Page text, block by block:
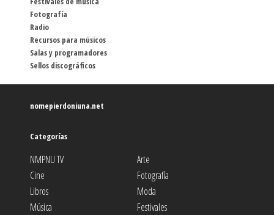
Fotografía
Radio
Recursos para músicos
Salas y programadores
Sellos discográficos
nomepierdoniuna.net
Categorías
NMPNU TV
Arte
Cine
Fotografía
Libros
Moda
Música
Festivales